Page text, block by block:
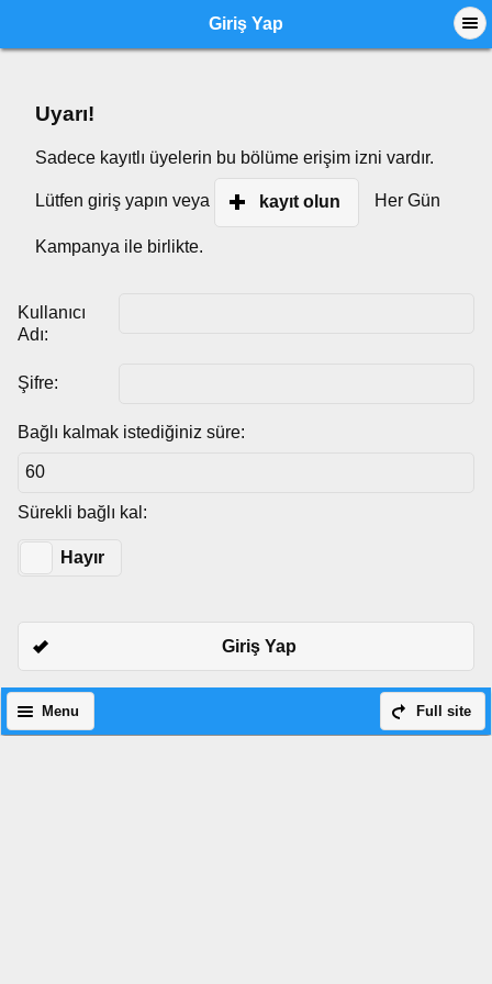
Giriş Yap
Uyarı!
Sadece kayıtlı üyelerin bu bölüme erişim izni vardır.
Lütfen giriş yapın veya kayıt olun Her Gün
Kampanya ile birlikte.
Kullanıcı
Adı:
Şifre:
Bağlı kalmak istediğiniz süre:
Sürekli bağlı kal:
Hayır
Giriş Yap
Full site
Menu